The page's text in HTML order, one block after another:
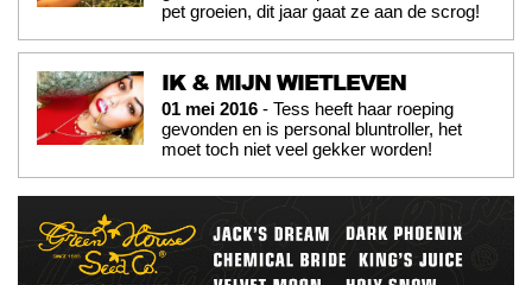
pet groeien, dit jaar gaat ze aan de scrog!
IK & MIJN WIETLEVEN
01 mei 2016 - Tess heeft haar roeping
gevonden en is personal bluntroller, het
moet toch niet veel gekker worden!